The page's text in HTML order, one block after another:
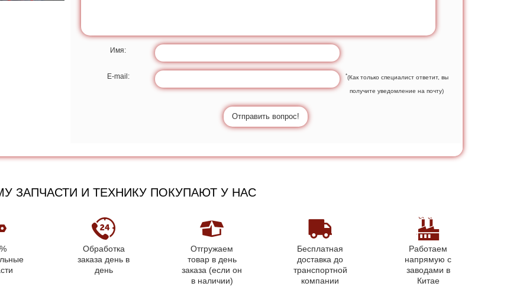
Имя:
E-mail: *(Как только специалист ответит, вы
получите уведомление на почту)
Отправить вопрос!
ЗАПЧАСТИ И ТЕХНИКУ ПОКУПАЮТ У НАС
Обработка
заказа день в
день
Отгружаем
товар в день
заказа (если он
в наличии)
Бесплатная
доставка до
транспортной
компании
Работаем
напрямую с
заводами в
Китае